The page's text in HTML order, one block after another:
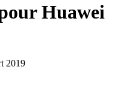
Huawei
2019